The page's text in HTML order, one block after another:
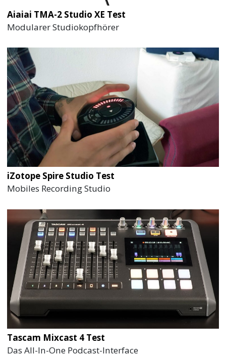
Aiaiai TMA-2 Studio XE Test
Modularer Studiokopfhörer
iZotope Spire Studio Test
Mobiles Recording Studio
Tascam Mixcast 4 Test
Das All-In-One Podcast-Interface